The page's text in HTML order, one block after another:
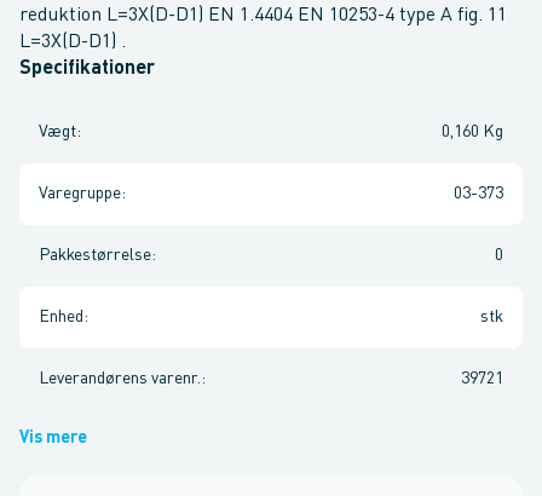
reduktion L=3X(D-D1) EN 1.4404 EN 10253-4 type A fig. 11
L=3X(D-D1) .
Specifikationer
Vægt: 0,160 Kg
Varegruppe: 03-373
Pakkestørrelse: 0
Enhed : stk
Leverandørens varenr. : 39721
Vis mere